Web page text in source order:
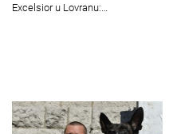
Excelsior u Lovranu:…